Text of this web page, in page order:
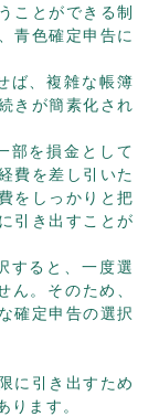
ことができる制
青色確定申告に
ば、複雑な帳簿
きが簡素化され
部を損金として
費を差し引いた
をしっかりと把
引き出すことが
すると、一度選
ん。そのため、
確定申告の選択
に引き出すため
ります。